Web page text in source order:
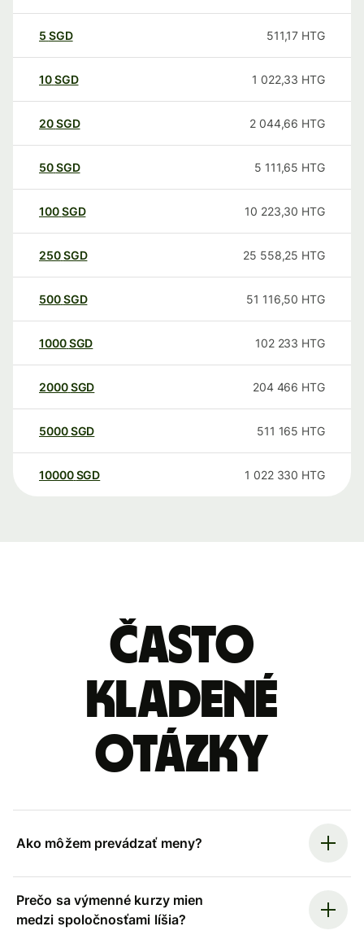
5 SGD 511,17 HTG
10SGD 1 022,33 HTG
20SGD 2 044,66 HTG
50SGD 5 111,65 HTG
100SGD 10 223,30 HTG
250SGD 25 558,25 HTG
500SGD 51 116,50 HTG
1000SGD 102 233 HTG
2000SGD 204 466 HTG
5000SGD 511 165 HTG
10000 SGD 1 022 330 HTG
Často
kladené
otázky
Ako môžem prevádzať meny?
Prečo sa výmenné kurzy mien
medzi spoločnosťami líšia?